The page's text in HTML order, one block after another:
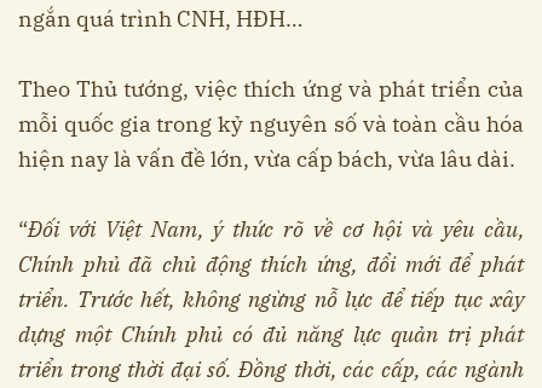
ngắn quá trình CNH, HĐH…
Theo Thủ tướng, việc thích ứng và phát triển của
mỗi quốc gia trong kỷ nguyên số và toàn cầu hóa
hiện nay là vấn đề lớn, vừa cấp bách, vừa lâu dài.
“Đối với Việt Nam, ý thức rõ về cơ hội và yêu cầu,
Chính phủ đã chủ động thích ứng, đổi mới để phát
triển. Trước hết, không ngừng nỗ lực để tiếp tục xây
dựng một Chính phủ có đủ năng lực quản trị phát
triển trong thời đại số. Đồng thời, các cấp, các ngành